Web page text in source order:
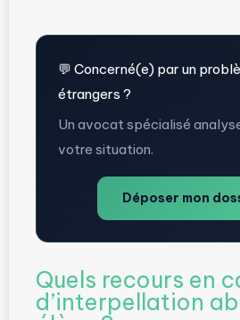
💬 Concerné(e) par un
étrangers ?
Un avocat spécialisé
votre situation.
Déposer mon
Quels recours en
d’interpellation